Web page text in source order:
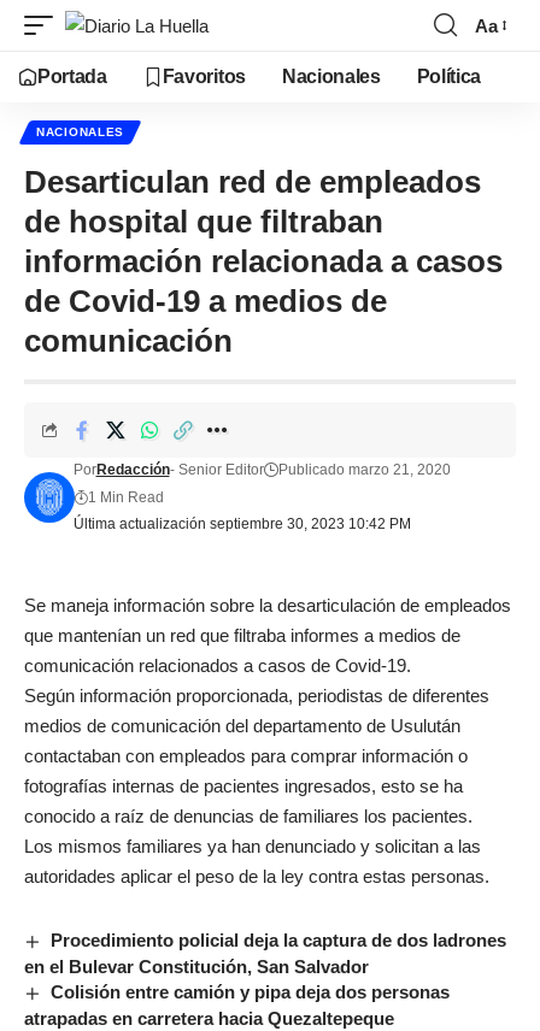
Aa
Portada Favoritos Nacionales Política
NACIONALES
Desarticulan red de empleados
de hospital que filtraban
información relacionada a casos
de Covid-19 a medios de
comunicación
Última actualización septiembre 30, 2023 10:42 PM
PorRedacción- Senior Editor
Publicado marzo 21, 2020
1 Min Read
Se maneja información sobre la desarticulación de empleados
que mantenían un red que filtraba informes a medios de
comunicación relacionados a casos de Covid-19.
Según información proporcionada, periodistas de diferentes
medios de comunicación del departamento de Usulután
contactaban con empleados para comprar información o
fotografías internas de pacientes ingresados, esto se ha
conocido a raíz de denuncias de familiares los pacientes.
Los mismos familiares ya han denunciado y solicitan a las
autoridades aplicar el peso de la ley contra estas personas.
Procedimiento policial deja la captura de dos ladrones
en el Bulevar Constitución, San Salvador
Colisión entre camión y pipa deja dos personas
atrapadas en carretera hacia Quezaltepeque